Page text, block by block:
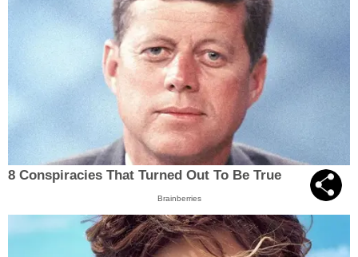
8 Conspiracies That Turned Out To Be True
Brainberries